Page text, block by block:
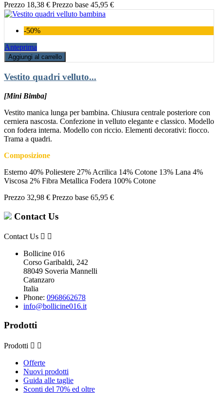
Prezzo 18,38 € Prezzo base 45,95 €
-50%
Anteprima
Aggiungi al carrello
Vestito quadri velluto...
[Mini Bimba]
Vestito manica lunga per bambina. Chiusura centrale posteriore con
cerniera nascosta. Confezione in velluto elegante e classico. Modello
con fodera interna. Modello con riccio. Elementi decorativi: fiocco.
Trama a quadri.
Composizione
Esterno 40% Poliestere 27% Acrilica 14% Cotone 13% Lana 4%
Viscosa 2% Fibra Metallica Fodera 100% Cotone
Prezzo 32,98 € Prezzo base 65,95 €
Contact Us
Contact Us  
Bollicine 016
Corso Garibaldi, 242
88049 Soveria Mannelli
Catanzaro
Italia
Phone: 0968662678
info@bollicine016.it
Prodotti
Prodotti  
Offerte
Nuovi prodotti
Guida alle taglie
Sconti del 70% ed oltre